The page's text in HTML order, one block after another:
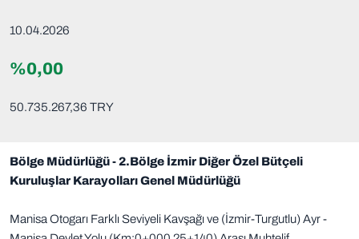
10.04.2026
%0,00
50.735.267,36 TRY
Bölge Müdürlüğü - 2.Bölge İzmir Diğer Özel Bütçeli
Kuruluşlar Karayolları Genel Müdürlüğü
Manisa Otogarı Farklı Seviyeli Kavşağı ve (İzmir-Turgutlu) Ayr -